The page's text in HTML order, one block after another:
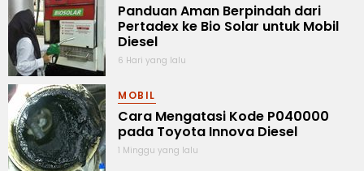
Panduan Aman Berpindah dari
Pertadex ke Bio Solar untuk Mobil
Diesel
6 Hari yang lalu
MOBIL
Cara Mengatasi Kode P040000
pada Toyota Innova Diesel
1 Minggu yang lalu